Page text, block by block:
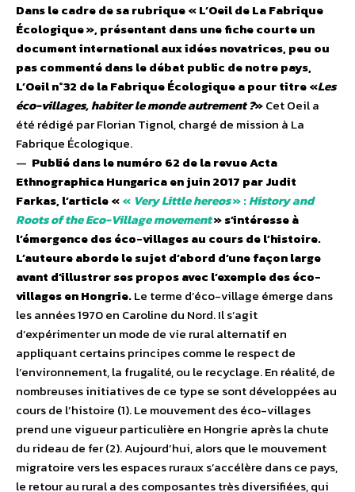
Dans le cadre de sa rubrique « L’Oeil de La Fabrique
Écologique », présentant dans une fiche courte un
document international aux idées novatrices, peu ou
pas commenté dans le débat public de notre pays,
L’Oeil n°32 de la Fabrique Écologique a pour titre «Les
éco-villages, habiter le monde autrement ?»Cet Oeil a
été rédigé par Florian Tignol, chargé de mission à La
Fabrique Écologique.
— Publié dans le numéro 62 de la revue Acta
Ethnographica Hungarica en juin 2017 par Judit
Farkas, l’article «« Very Little hereos» :History and
Roots of the Eco-Village movement» s’intéresse à
l’émergence des éco-villages au cours de l’histoire.
L’auteure aborde le sujet d’abord d’une façon large
avant d’illustrer ses propos avec l’exemple des éco-
villages en Hongrie.Le terme d’éco-village émerge dans
les années 1970 en Caroline du Nord. Il s’agit
d’expérimenter un mode de vie rural alternatif en
appliquant certains principes comme le respect de
l’environnement, la frugalité, ou le recyclage. En réalité, de
nombreuses initiatives de ce type se sont développées au
cours de l’histoire (1). Le mouvement des éco-villages
prend une vigueur particulière en Hongrie après la chute
du rideau de fer (2). Aujourd’hui, alors que le mouvement
migratoire vers les espaces ruraux s’accélère dans ce pays,
le retour au rural a des composantes très diversifiées, qui